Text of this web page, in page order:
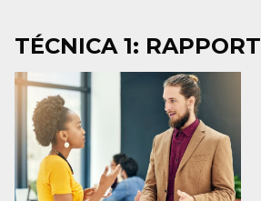
TÉCNICA 1: RAPPORT